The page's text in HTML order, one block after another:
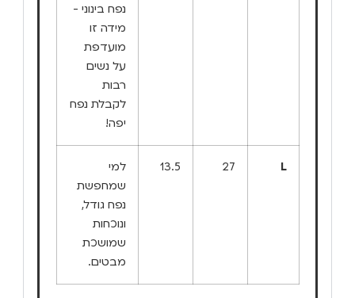
נפח בינוני -
מידה זו
מועדפת
על נשים
רבות
לקבלת נפח
יפה!
L
27
13.5
למי
שמחפשת
נפח גודל,
ונוכחות
שמושכת
מבטים.